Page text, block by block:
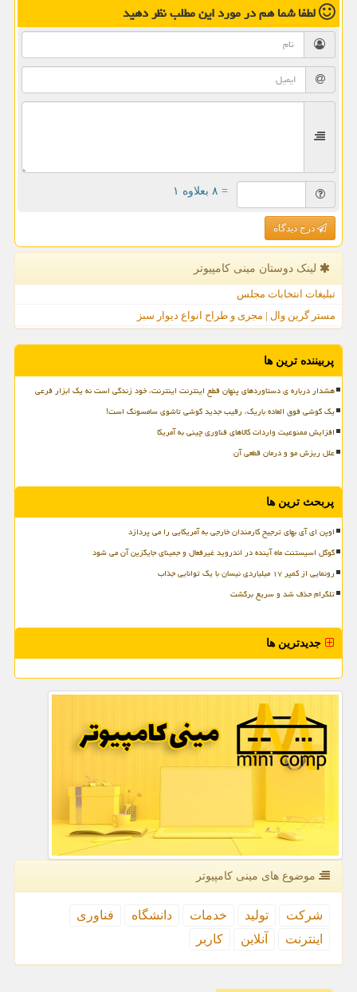
لطفا شما همدر مورد این مطلبنظر دهید
= ۸ بعلاوه ۱
درج دیدگاه
لینک دوستان مینی كامپیوتر
تبلیغات انتخابات مجلس
مستر گرین وال | مجری و طراح انواع دیوار سبز
پربیننده ترین ها
هشدار درباره ی دستاوردهای پنهان قطع اینترنت اینترنت، خود زندگی است نه یک ابزار فرعی
یک گوشی فوق العاده باریک، رقیب جدید گوشی تاشوی سامسونگ است!
افزایش ممنوعیت واردات کالاهای فناوری چینی به آمریکا
علل ریزش مو و درمان قطعی آن
پربحث ترین ها
اوپن ای آی بهای ترجیح کارمندان خارجی به آمریکایی را می پردازد
گوگل اسیستنت ماه آینده در اندروید غیرفعال و جمینای جایگزین آن می شود
رونمایی از کمپر ۱۷ میلیاردی نیسان با یک توانایی جذاب
تلگرام حذف شد و سریع برگشت
جدیدترین ها
موضوع های مینی كامپیوتر
شركت تولید خدمات دانشگاه
فناوری
اینترنت
آنلاین كاربر